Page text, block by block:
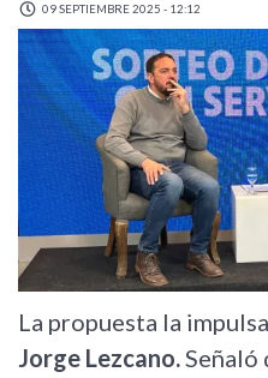
09 SEPTIEMBRE 2025 - 12:12
La propuesta la
Jorge Lezcano.Señaló